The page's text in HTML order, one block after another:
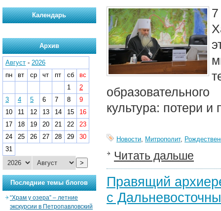
культура: потери
Новости, Митрополит,
Читать дальше
Правящий
с
Календарь
Архив
Август - 2026
пн
вт ср чт пт сб
вс
1
2
3
4 5 6 7 8
9
10
11 12 13 14 15
16
17
18 19 20 21 22
23
24
25 26 27 28 29
30
31
>
Последние темы блогов
“Храм у озера” – летние
экскурсии в Петропавловский